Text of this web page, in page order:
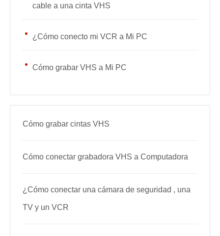
cable a una cinta VHS
¿Cómo conecto mi VCR a Mi PC
Cómo grabar VHS a Mi PC
Cómo grabar cintas VHS
Cómo conectar grabadora VHS a Computadora
¿Cómo conectar una cámara de seguridad , una
TV y un VCR